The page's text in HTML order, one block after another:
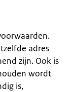
adres
zijn. Ook is
wordt
is,